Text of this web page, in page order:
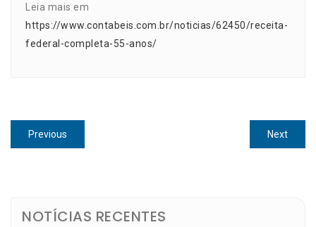
Leia mais em
https://www.contabeis.com.br/noticias/62450/receita-
federal-completa-55-anos/
Navegação
de
Previous
post:
NextNext
post:
NOTÍCIAS RECENTES